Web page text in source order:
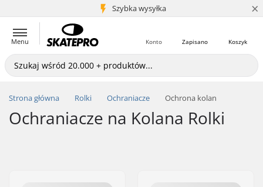
Szybka wysyłka
5+ mln klientów ×
Menu Koszyk
Zapisano
Konto
Strona główna Rolki Ochraniacze Ochrona kolan
Ochraniacze na Kolana Rolki